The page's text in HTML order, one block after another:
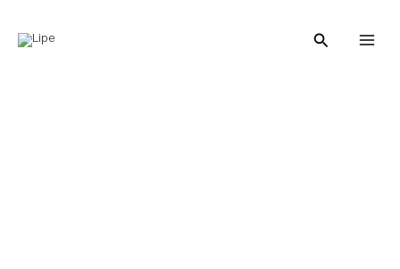
para
Pesquisar